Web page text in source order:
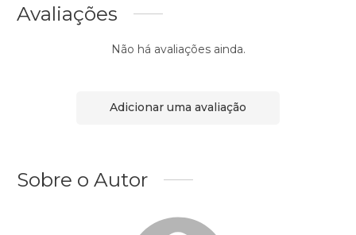
Avaliações
Não há avaliações ainda.
Adicionar uma avaliação
Sobre o Autor